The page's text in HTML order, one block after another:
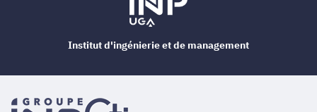
Institut d'ingénierie et de management